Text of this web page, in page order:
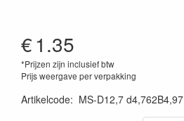
€1.35
*Prijzen zijn inclusief btw
Prijs weergave per verpakking
Artikelcode: MS-D12,7 d4,762B4,97